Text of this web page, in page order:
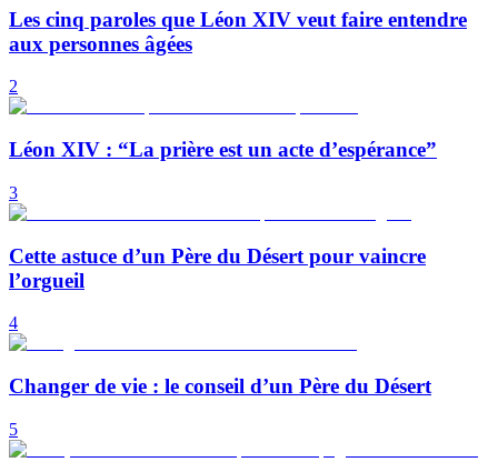
Les cinq paroles que Léon XIV veut faire entendre
aux personnes âgées
2
Léon XIV : “La prière est un acte d’espérance”
3
Cette astuce d’un Père du Désert pour vaincre
l’orgueil
4
Changer de vie : le conseil d’un Père du Désert
5